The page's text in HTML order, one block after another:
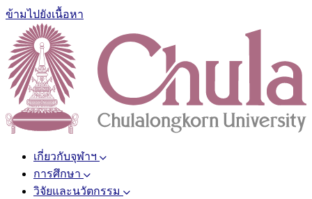
ข้ามไปยังเนื้อหา
เกี่ยวกับจุฬาฯ
การศึกษา
วิจัยและนวัตกรรม